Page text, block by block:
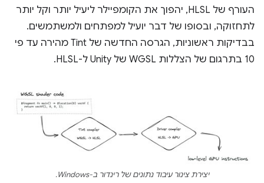
העורף של HLSL, יהפוך את הקומפיילר ליעיל יותר וקל יותר
לתחזוקה, ובסופו של דבר יועיל למפתחים ולמשתמשים.
בבדיקות ראשוניות, הגרסה החדשה של Tint מהירה עד פי
10 בתרגום של הצללות WGSL של Unity ל-HLSL.
יצירת צינור עיבוד נתונים של רינדור ב-Windows.